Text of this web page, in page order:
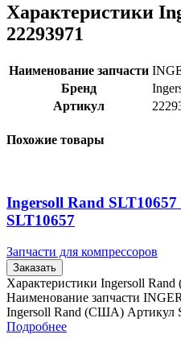
Характеристики
22293971
Наименование запчасти
Бренд
Артикул
Похожие товары
Ingersoll Rand
SLT10657
Запчасти для компрессоров
Заказать
Характеристики Ingersoll
Наименование запчасти
Ingersoll Rand (США) Артикул
Подробнее